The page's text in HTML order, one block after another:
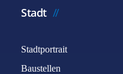
Stadt
Stadtportrait
Baustellen